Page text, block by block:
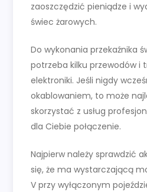
zaoszczędzić pieniądze i
świec żarowych.
Do wykonania przekaźnika
potrzeba kilku przewodów i
elektroniki. Jeśli nigdy
okablowaniem, to może
skorzystać z usług
dla Ciebie połączenie.
Najpierw należy sprawdzić
się, że ma wystarczającą
V przy wyłączonym